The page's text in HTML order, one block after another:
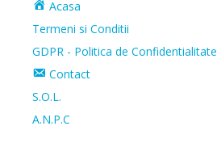
Acasa
Termeni si Conditii
GDPR - Politica de Confidentialitate
Contact
S.O.L.
A.N.P.C